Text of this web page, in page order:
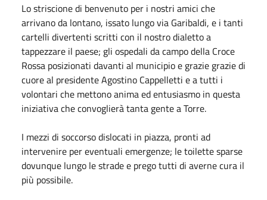
Lo striscione di benvenuto per i nostri amici che
arrivano da lontano, issato lungo via Garibaldi, e i tanti
cartelli divertenti scritti con il nostro dialetto a
tappezzare il paese; gli ospedali da campo della Croce
Rossa posizionati davanti al municipio e grazie grazie di
cuore al presidente Agostino Cappelletti e a tutti i
volontari che mettono anima ed entusiasmo in questa
iniziativa che convoglierà tanta gente a Torre.
I mezzi di soccorso dislocati in piazza, pronti ad
intervenire per eventuali emergenze; le toilette sparse
dovunque lungo le strade e prego tutti di averne cura il
più possibile.